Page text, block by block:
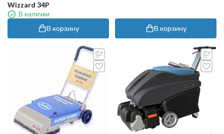
Wizzard 34P
В наличии
В корзину В корзину